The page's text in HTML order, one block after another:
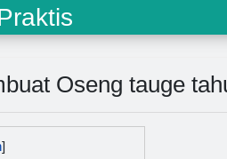
Oseng tauge